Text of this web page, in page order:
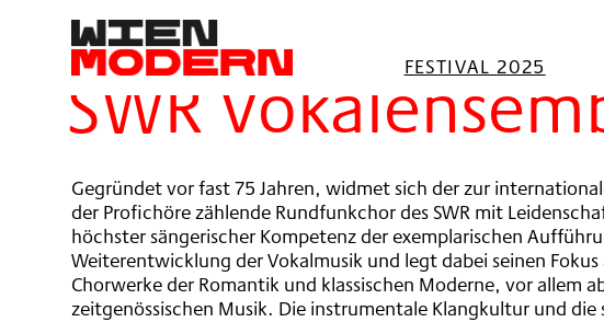
springen
FESTIVAL 2025
Filter
SWR
Gegründet vor fast 75 Jahren, widmet sich der zur
der Profichöre zählende Rundfunkchor des SWR mit
höchster sängerischer Kompetenz der exemplarischen
Weiterentwicklung der Vokalmusik und legt dabei seinen
Chorwerke der Romantik und klassischen Moderne, vor allem
zeitgenössischen Musik. Die instrumentale Klangkultur und